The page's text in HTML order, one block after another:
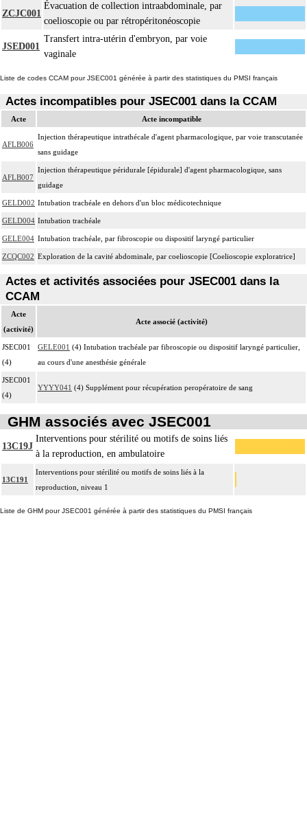
ZCJC001
Évacuation de collection intraabdominale, par
coelioscopie ou par rétropéritonéoscopie
JSED001
Transfert intra-utérin d'embryon, par voie
vaginale
Liste de codes CCAM pour JSEC001 générée à partir des statistiques du PMSI français
Actes incompatibles pour JSEC001 dans la CCAM
Acte Acte incompatible
AFLB006
Injection thérapeutique intrathécale d'agent pharmacologique, par voie transcutanée
sans guidage
AFLB007
Injection thérapeutique péridurale [épidurale] d'agent pharmacologique, sans
guidage
GELD002 Intubation trachéale en dehors d'un bloc médicotechnique
GELD004 Intubation trachéale
GELE004 Intubation trachéale, par fibroscopie ou dispositif laryngé particulier
ZCQC002 Exploration de la cavité abdominale, par coelioscopie [Coelioscopie exploratrice]
Actes et activités associées pour JSEC001 dans la
CCAM
Acte
(activité)
Acte associé (activité)
JSEC001
(4)
GELE001 (4) Intubation trachéale par fibroscopie ou dispositif laryngé particulier,
au cours d'une anesthésie générale
JSEC001
(4)
YYYY041 (4) Supplément pour récupération peropératoire de sang
GHM associés avec JSEC001
13C19J
Interventions pour stérilité ou motifs de soins liés
à la reproduction, en ambulatoire
13C191
Interventions pour stérilité ou motifs de soins liés à la
reproduction, niveau 1
Liste de GHM pour JSEC001 générée à partir des statistiques du PMSI français